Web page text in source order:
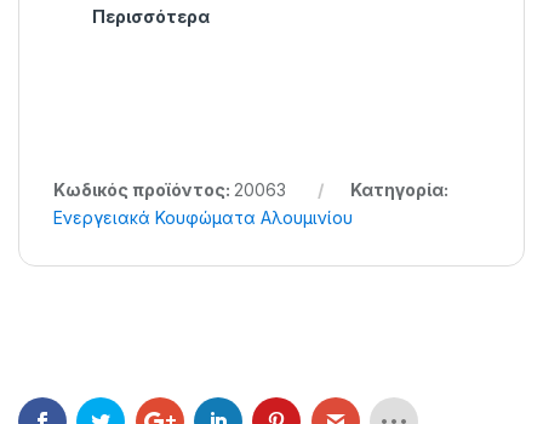
Περισσότερα
Κωδικός προϊόντος: 20063
Κατηγορία:
Ενεργειακά Κουφώματα Αλουμινίου